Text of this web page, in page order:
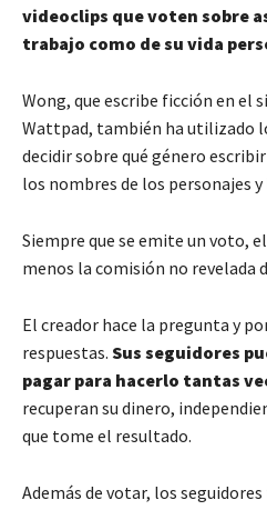
videoclips que voten sobre
trabajo como de su vida
Wong, que escribe ficción en el
Wattpad, también ha utilizado
decidir sobre qué género
los nombres de los personajes
Siempre que se emite un voto,
menos la comisión no revelada
El creador hace la pregunta y
respuestas. Sus seguidores
pagar para hacerlo tantas
recuperan su dinero,
que tome el resultado.
Además de votar, los